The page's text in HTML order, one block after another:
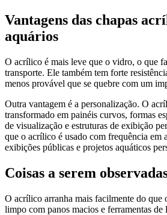
Vantagens das chapas
aquários
O acrílico é mais leve que o vidro, o que
transporte. Ele também tem forte
menos provável que se quebre com um
Outra vantagem é a personalização. O
transformado em painéis curvos, formas
de visualização e estruturas de exibição
que o acrílico é usado com frequência em
exibições públicas e projetos aquáticos
Coisas a serem
O acrílico arranha mais facilmente do que
limpo com panos macios e ferramentas de